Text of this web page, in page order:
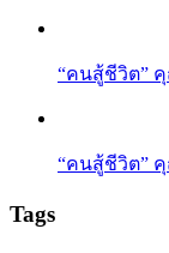
“คนสู้ชีวิต”
“คนสู้ชีวิต”
Tags